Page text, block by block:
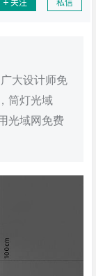
关注 私信
大设计师免
筒灯光域
光域网免费